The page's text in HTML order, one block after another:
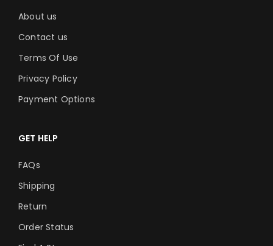
About us
Contact us
Terms Of Use
Privacy Policy
Payment Options
GET HELP
FAQs
Shipping
Return
Order Status